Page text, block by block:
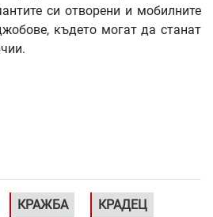
си отворени и мобилните
където могат да станат
КРАЖБА КРАДЕЦ